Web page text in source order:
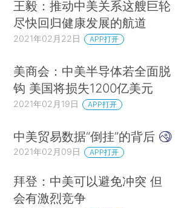
王毅：推动中美关系这艘巨轮
尽快回归健康发展的航道
2021年02月22日 APP打开
美商会：中美半导体若全面脱
钩 美国将损失1200亿美元
2021年02月19日 APP打开
中美贸易数据“倒挂”的背后
2021年02月09日 APP打开
拜登：中美可以避免冲突 但
会有激烈竞争